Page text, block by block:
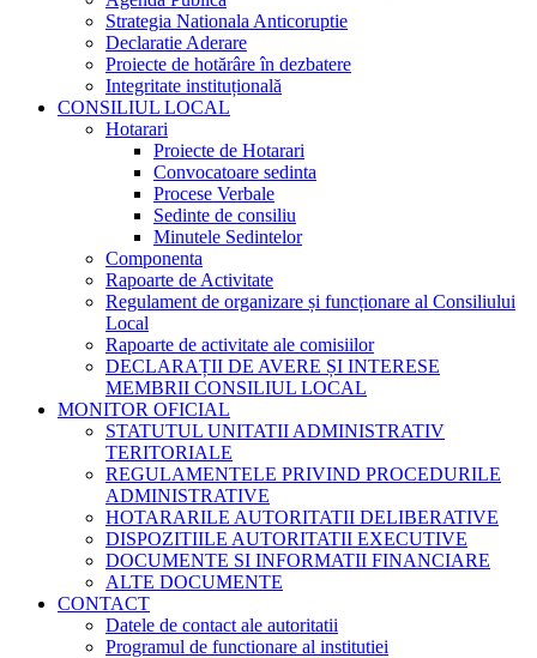
Strategia Nationala Anticoruptie
Declaratie Aderare
Proiecte de hotărâre în dezbatere
Integritate instituțională
CONSILIUL LOCAL
Hotarari
Proiecte de Hotarari
Convocatoare sedinta
Procese Verbale
Sedinte de consiliu
Minutele Sedintelor
Componenta
Rapoarte de Activitate
Regulament de organizare și funcționare al Consiliului
Local
Rapoarte de activitate ale comisiilor
DECLARAȚII DE AVERE ȘI INTERESE
MEMBRII CONSILIUL LOCAL
MONITOR OFICIAL
STATUTUL UNITATII ADMINISTRATIV
TERITORIALE
REGULAMENTELE PRIVIND PROCEDURILE
ADMINISTRATIVE
HOTARARILE AUTORITATII DELIBERATIVE
DISPOZITIILE AUTORITATII EXECUTIVE
DOCUMENTE SI INFORMATII FINANCIARE
ALTE DOCUMENTE
CONTACT
Datele de contact ale autoritatii
Programul de functionare al institutiei